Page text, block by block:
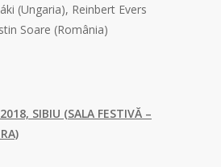
(Ungaria), Reinbert Evers
Soare (România)
SIBIU (SALA FESTIVĂ –